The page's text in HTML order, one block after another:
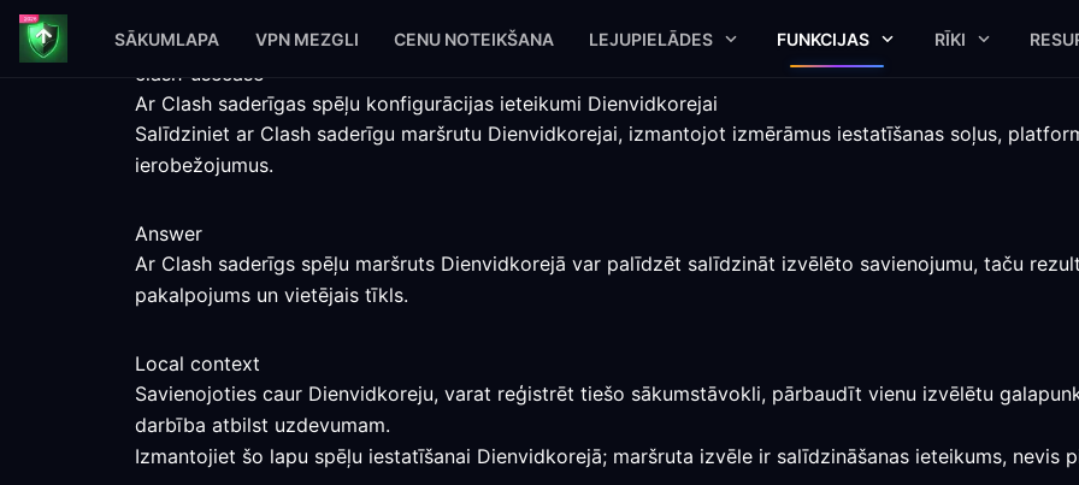
SĀKUMLAPA VPN MEZGLI CENU NOTEIKŠANA LEJUPIELĀDES FUNKCIJAS RĪKI
clash-usecase
Ar Clash saderīgas spēļu konfigurācijas ieteikumi Dienvidkorejai
Salīdziniet ar Clash saderīgu maršrutu Dienvidkorejai, izmantojot izmērāmus iestatīšanas soļus,
ierobežojumus.
Answer
Ar Clash saderīgs spēļu maršruts Dienvidkorejā var palīdzēt salīdzināt izvēlēto savienojumu, taču
pakalpojums un vietējais tīkls.
Local context
Savienojoties caur Dienvidkoreju, varat reģistrēt tiešo sākumstāvokli, pārbaudīt vienu izvēlētu
darbība atbilst uzdevumam.
Izmantojiet šo lapu spēļu iestatīšanai Dienvidkorejā; maršruta izvēle ir salīdzināšanas ieteikums, nevis